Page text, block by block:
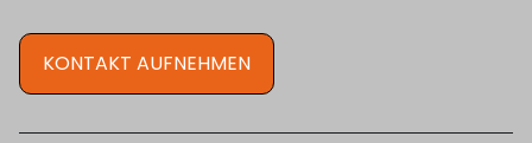
KONTAKT AUFNEHMEN